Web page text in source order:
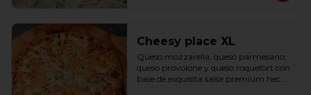
Cheesy place XL
Queso mozzarella, queso parmesano,
queso provolone y queso roquefort con
base de exquisita salsa premium hecha